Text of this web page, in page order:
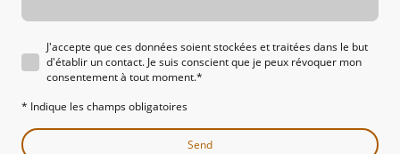
J'accepte que ces données soient stockées et traitées dans le but
d'établir un contact. Je suis conscient que je peux révoquer mon
consentement à tout moment.*
* Indique les champs obligatoires
Send